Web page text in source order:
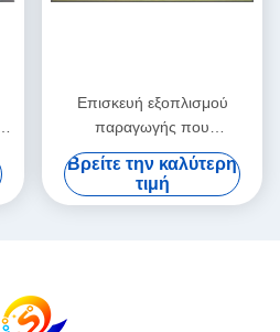
Επισκευή εξοπλισμού
παραγωγής που
χρησιμοποιείται σε καλή
κατάσταση, σχεδιασμένο για
ακρίβεια και σταθερή
Βρείτε την καλύτερη
τιμή